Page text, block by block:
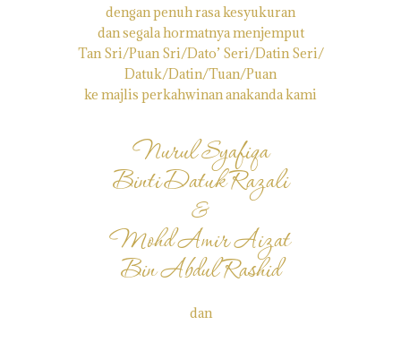
dengan penuh rasa kesyukuran
dan segala hormatnya menjemput
Tan Sri/Puan Sri/Dato’ Seri/Datin Seri/
Datuk/Datin/Tuan/Puan
ke majlis perkahwinan anakanda kami
Nurul Syafiqa
Binti Datuk Razali
&
Mohd Amir Aizat
Bin Abdul Rashid
dan